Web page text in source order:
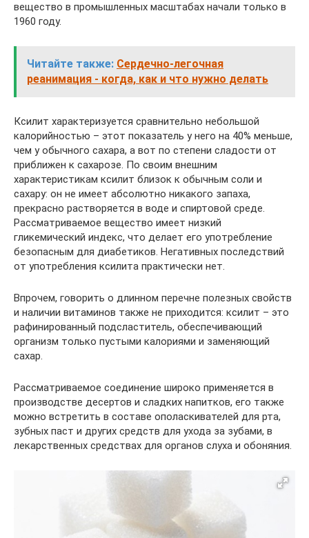
вещество в промышленных масштабах начали только в
1960 году.
Читайте также: Сердечно-легочная
реанимация - когда, как и что нужно делать
Ксилит характеризуется сравнительно небольшой
калорийностью – этот показатель у него на 40% меньше,
чем у обычного сахара, а вот по степени сладости от
приближен к сахарозе. По своим внешним
характеристикам ксилит близок к обычным соли и
сахару: он не имеет абсолютно никакого запаха,
прекрасно растворяется в воде и спиртовой среде.
Рассматриваемое вещество имеет низкий
гликемический индекс, что делает его употребление
безопасным для диабетиков. Негативных последствий
от употребления ксилита практически нет.
Впрочем, говорить о длинном перечне полезных свойств
и наличии витаминов также не приходится: ксилит – это
рафинированный подсластитель, обеспечивающий
организм только пустыми калориями и заменяющий
сахар.
Рассматриваемое соединение широко применяется в
производстве десертов и сладких напитков, его также
можно встретить в составе ополаскивателей для рта,
зубных паст и других средств для ухода за зубами, в
лекарственных средствах для органов слуха и обоняния.